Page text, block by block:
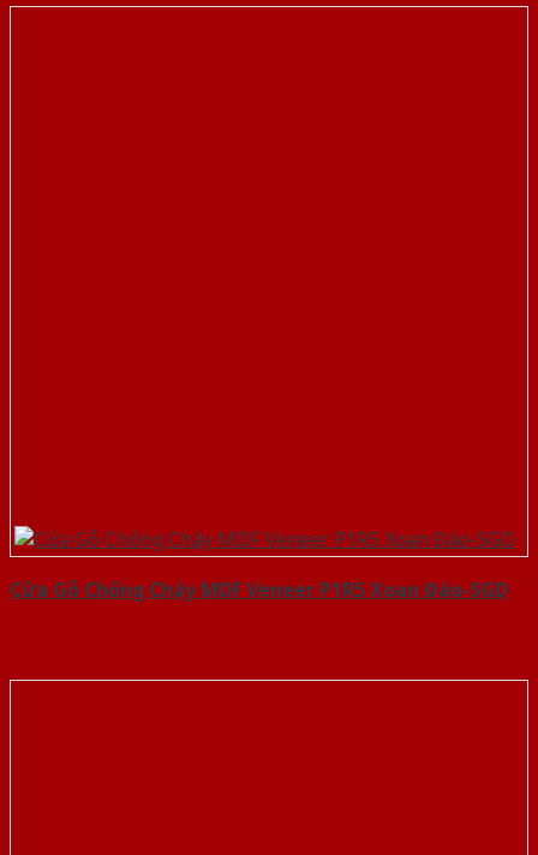
Cửa Gỗ Chống Cháy MDF Veneer P1R5 Xoan Đào-SGD